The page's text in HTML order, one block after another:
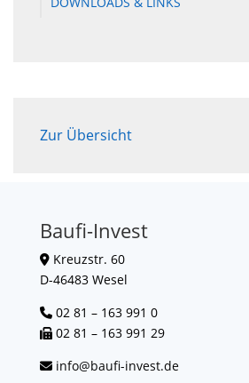
Zur Übersicht
Baufi-Invest
Kreuzstr. 60
D-46483 Wesel
02 81 – 163 991 0
02 81 – 163 991 29
info@baufi-invest.de